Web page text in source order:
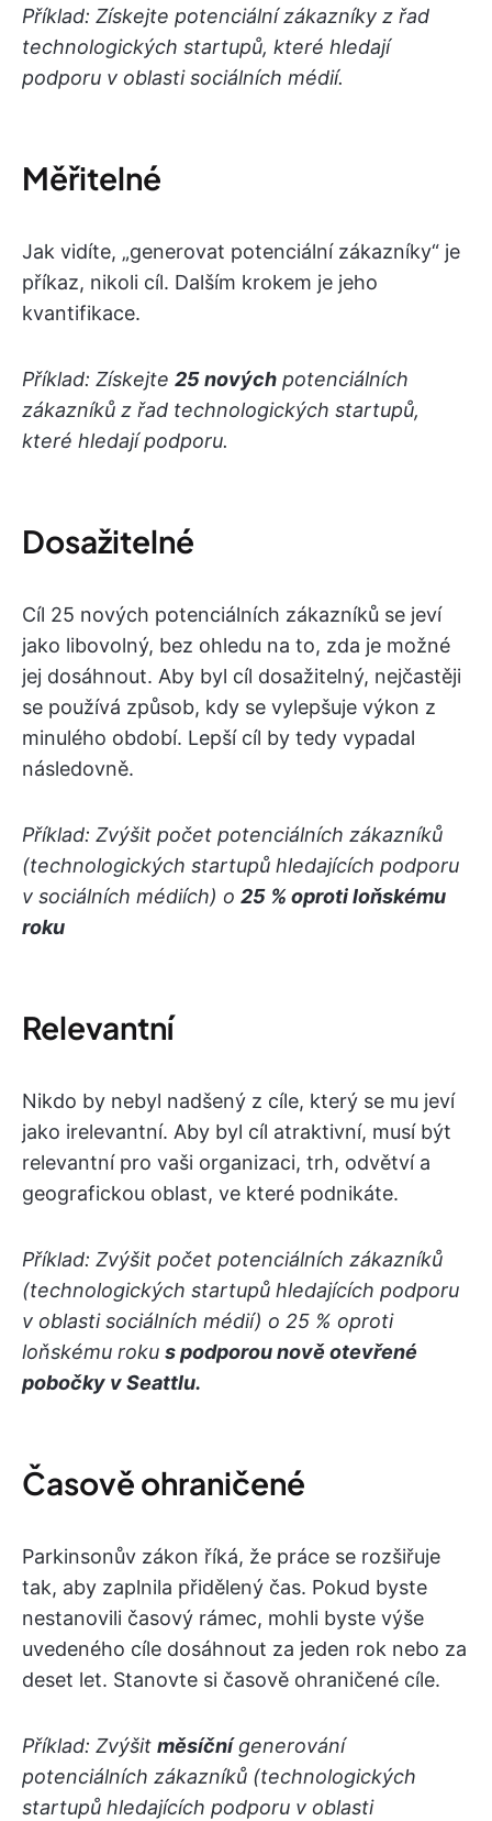
Příklad: Získejte potenciální zákazníky z řad
technologických startupů, které hledají
podporu v oblasti sociálních médií.
Měřitelné
Jak vidíte, „generovat potenciální zákazníky“ je
příkaz, nikoli cíl. Dalším krokem je jeho
kvantifikace.
Příklad: Získejte 25 nových potenciálních
zákazníků z řad technologických startupů,
které hledají podporu.
Dosažitelné
Cíl 25 nových potenciálních zákazníků se jeví
jako libovolný, bez ohledu na to, zda je možné
jej dosáhnout. Aby byl cíl dosažitelný, nejčastěji
se používá způsob, kdy se vylepšuje výkon z
minulého období. Lepší cíl by tedy vypadal
následovně.
Příklad: Zvýšit počet potenciálních zákazníků
(technologických startupů hledajících podporu
v sociálních médiích) o 25 % oproti loňskému
roku
Relevantní
Nikdo by nebyl nadšený z cíle, který se mu jeví
jako irelevantní. Aby byl cíl atraktivní, musí být
relevantní pro vaši organizaci, trh, odvětví a
geografickou oblast, ve které podnikáte.
Příklad: Zvýšit počet potenciálních zákazníků
(technologických startupů hledajících podporu
v oblasti sociálních médií) o 25 % oproti
loňskému roku s podporou nově otevřené
pobočky v Seattlu.
Časově ohraničené
Parkinsonův zákon říká, že práce se rozšiřuje
tak, aby zaplnila přidělený čas. Pokud byste
nestanovili časový rámec, mohli byste výše
uvedeného cíle dosáhnout za jeden rok nebo za
deset let. Stanovte si časově ohraničené cíle.
Příklad: Zvýšit měsíčnígenerování
potenciálních zákazníků (technologických
startupů hledajících podporu v oblasti